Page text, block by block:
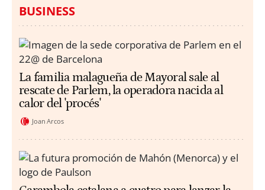
BUSINESS
La familia malagueña de Mayoral sale al
rescate de Parlem, la operadora nacida al
calor del 'procés'
Joan Arcos